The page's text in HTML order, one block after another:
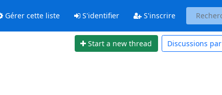
Gérer cette liste S'identifier S'inscrire
Start a new thread Discussions par